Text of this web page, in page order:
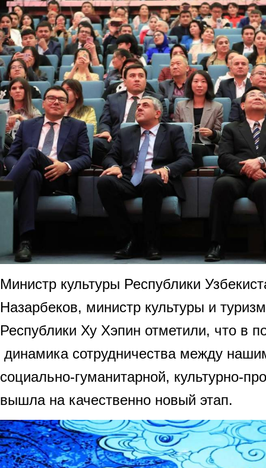
Министр культуры Республики
Назарбеков, министр культуры и
Республики Ху Хэпин отметили, что в
динамика сотрудничества между
социально-гуманитарной, культурно-
вышла на качественно новый этап.